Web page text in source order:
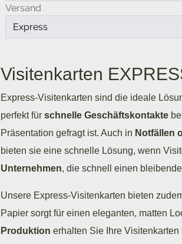
Visitenkarten
Express-Visitenkarten sind die ideale
perfekt für schnelle Geschäftskontakte
Präsentation gefragt ist. Auch in Notfällen
bieten sie eine schnelle Lösung, wenn
Unternehmen, die schnell einen
Unsere Express-Visitenkarten bieten
Papier sorgt für einen eleganten, matten
Produktion erhalten Sie Ihre